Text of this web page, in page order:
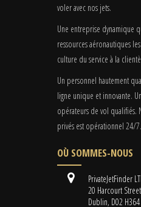
voler avec nos jets.
Une entreprise dynamique
ressources aéronautiques
culture du service à la
Un personnel hautement
ligne unique et innovante.
opérateurs de vol qualifiés.
privés est opérationnel 24/7.
OÙ SOMMES-NOUS
PrivateJetFinder
20 Harcourt Street
Dublin, D02